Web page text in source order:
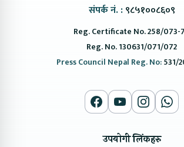
संपर्क नं. : ९८५१००८६०९
Reg. Certificate No. 258/073-
Reg. No. 130631/071/072
Press Council Nepal Reg. No:531/
उपयोगी लिंकहरु